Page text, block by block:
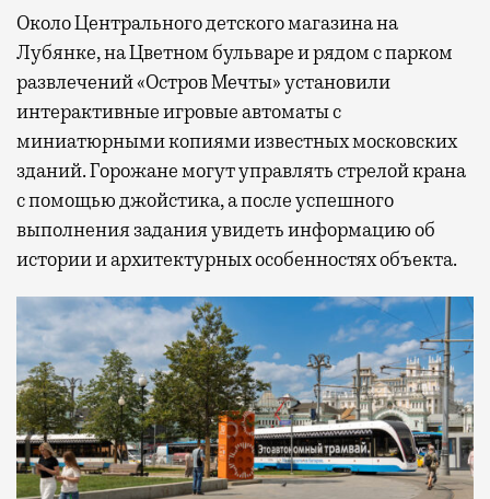
Около Центрального детского магазина на
Лубянке, на Цветном бульваре и рядом с парком
развлечений «Остров Мечты» установили
интерактивные игровые автоматы с
миниатюрными копиями известных московских
зданий. Горожане могут управлять стрелой крана
с помощью джойстика, а после успешного
выполнения задания увидеть информацию об
истории и архитектурных особенностях объекта.